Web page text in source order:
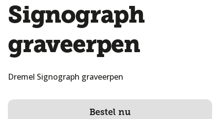
Signograph
graveerpen
Dremel Signograph graveerpen
Bestel nu